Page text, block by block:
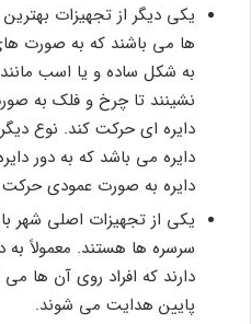
یکی دیگر از تجهیزات
ها می باشند که به صورت
به شکل ساده و یا اسب
نشینند تا چرخ و فلک به
دایره ای حرکت کند. نوع
دایره می باشد که به دور
دایره به صورت عمودی
یکی از تجهیزات اصلی شهر
سرسره ها هستند. معمولاً
دارند که افراد روی آن ها
پایین هدایت می شوند.